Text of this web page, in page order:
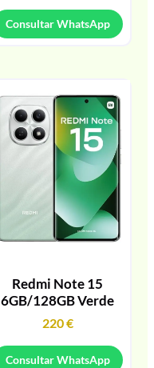
Consultar WhatsApp
Redmi Note 15
6GB/128GB Verde
220€
Consultar WhatsApp